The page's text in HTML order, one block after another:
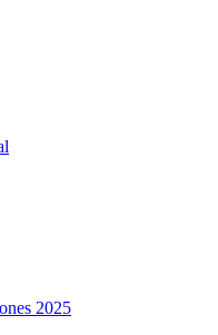
2025